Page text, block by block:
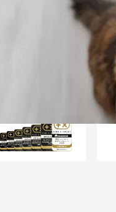
Zoologo,schnelle
top“
31.07.2026